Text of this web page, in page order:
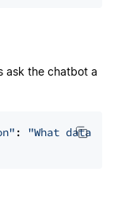
ask the chatbot a
: "What data